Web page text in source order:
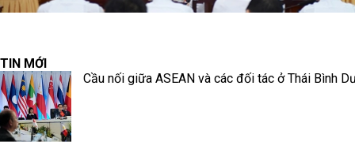
TIN MỚI
Cầu nối giữa ASEAN và các đối tác ở Thái Bình